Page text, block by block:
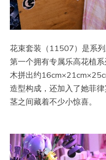
花束套装（11507）是系
第一个拥有专属乐高花植
木拼出约
造型构成，还加入了她菲
茎之间藏着不少小惊喜。